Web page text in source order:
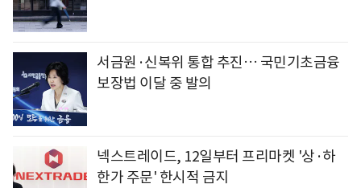
서금원·신복위 통합 추진… 국민기초금융
보장법 이달 중 발의
넥스트레이드, 12일부터 프리마켓 '상·하
한가 주문' 한시적 금지